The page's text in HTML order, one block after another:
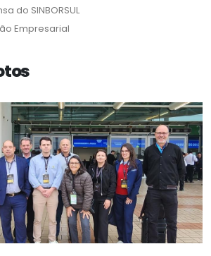
do SINBORSUL
Empresarial